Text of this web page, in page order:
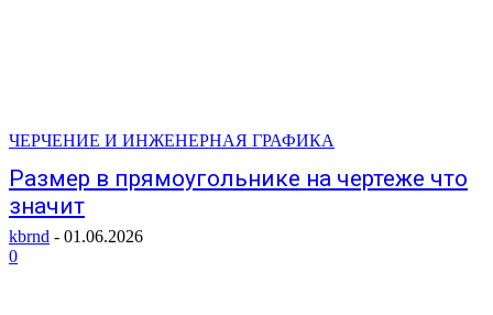
ЧЕРЧЕНИЕ И ИНЖЕНЕРНАЯ ГРАФИКА
Размер в прямоугольнике на чертеже что
значит
kbrnd - 01.06.2026
0